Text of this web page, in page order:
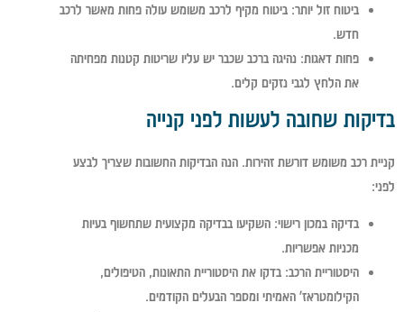
ביטוח זול יותר: ביטוח מקיף לרכב משומש עולה פחות מאשר לרכב
חדש.
פחות דאגות: נהיגה ברכב שכבר יש עליו שריטות קטנות מפחיתה
את הלחץ לגבי נזקים קלים.
בדיקות שחובה לעשות לפני קנייה
קניית רכב משומש דורשת זהירות. הנה הבדיקות החשובות שצריך לבצע
לפני:
בדיקה במכון רישוי: השקיעו בבדיקה מקצועית שתחשוף בעיות
מכניות אפשריות.
היסטוריית הרכב: בדקו את היסטוריית התאונות, הטיפולים,
הקילומטראז' האמיתי ומספר הבעלים הקודמים.